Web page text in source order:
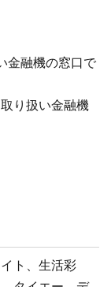
金融機の窓口で
り扱い金融機
ト、生活彩